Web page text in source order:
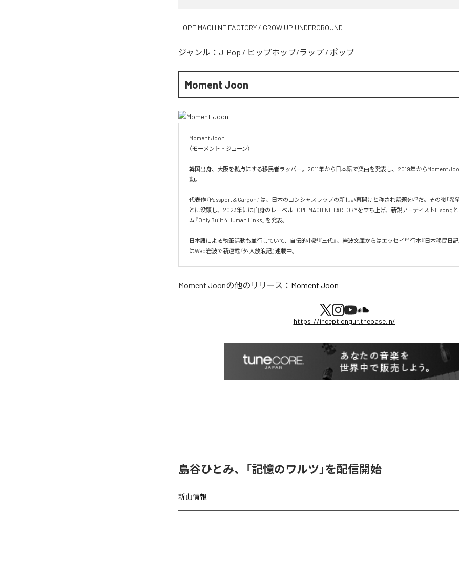
HOPE MACHINE FACTORY / GROW UP UNDERGROUND
ジャンル： J-Pop / ヒップホップ/ラップ / ポップ
Moment Joon
Moment Joon
（モーメント・ジューン）
韓国出身、大阪を拠点にする移民者ラッパー。2011年から日本語で楽曲を発表し、2019年からMoment
動。
代表作『Passport & Garçon』は、日本のコンシャスラップの新しい幕開けと称され話題を呼だ。その後「希
とに没頭し、2023年には自身のレーベルHOPE MACHINE FACTORYを立ち上げ、新鋭アーティストFisong
ム『Only Built 4 Human Links』を発表。
日本語による執筆活動も並行していて、自伝的小説『三代』、岩波文庫からはエッセイ単行本『日本移民日
はWeb岩波で新連載『外人放浪記』連載中。
Moment Joonの他のリリース： Moment Joon
https://inceptiongur.thebase.in/
島谷ひとみ、「記憶のワルツ」を配信開始
新曲情報